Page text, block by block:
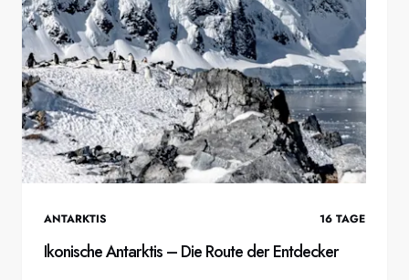
ANTARKTIS 16 TAGE
Ikonische Antarktis – Die Route der Entdecker